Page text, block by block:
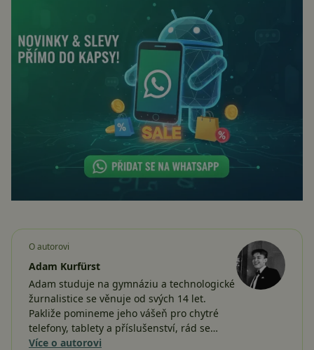
O autorovi
Adam Kurfürst
Adam studuje na gymnáziu a technologické
žurnalistice se věnuje od svých 14 let.
Pakliže pomineme jeho vášeň pro chytré
telefony, tablety a příslušenství, rád se…
Více o autorovi